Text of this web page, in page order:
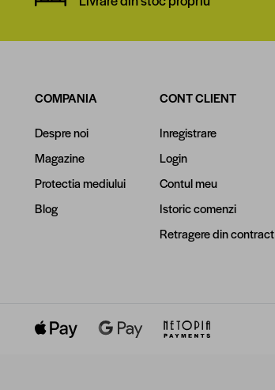
COMPANIA
Despre noi
Magazine
Protectia mediului
Blog
CONT CLIENT
Inregistrare
Login
Contul meu
Istoric comenzi
Retragere din contract